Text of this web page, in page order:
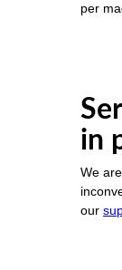
per
in
We
our